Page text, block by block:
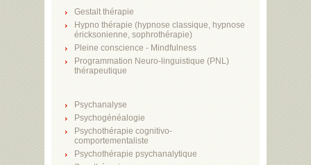
Gestalt thérapie
Hypno thérapie (hypnose classique, hypnose
éricksonienne, sophrothérapie)
Pleine conscience - Mindfulness
Programmation Neuro-linguistique (PNL)
thérapeutique
Psychanalyse
Psychogénéalogie
Psychothérapie cognitivo-
comportementaliste
Psychothérapie psychanalytique